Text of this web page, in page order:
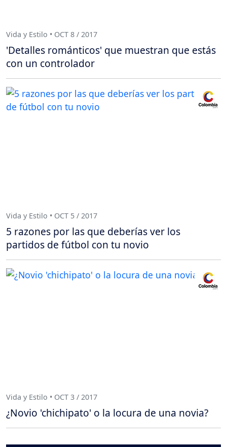
Vida y Estilo • OCT 8 / 2017
'Detalles románticos' que muestran que estás
con un controlador
Vida y Estilo • OCT 5 / 2017
5 razones por las que deberías ver los
partidos de fútbol con tu novio
Vida y Estilo • OCT 3 / 2017
¿Novio 'chichipato' o la locura de una novia?